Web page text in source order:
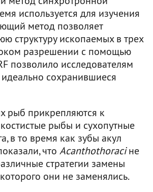
используется для изучения
метод позволяет
структуру ископаемых в трех
разрешении с помощью
позволило исследователям
идеально сохранившиеся
рыб прикрепляются к
рыбы и сухопутные
в то время как зубы акул
что Acanthothoraciне
стратегии замены
они не заменялись.